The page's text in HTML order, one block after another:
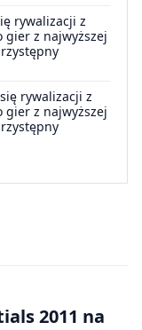
rywalizacji z
gier z najwyższej
rywalizacji z
gier z najwyższej
2011 na